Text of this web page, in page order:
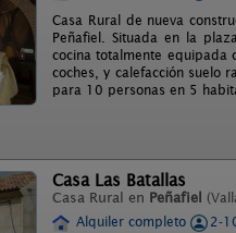
Casa Rural de nueva
Peñafiel. Situada en la
cocina totalmente equipada
coches, y calefacción suelo
para 10 personas en 5
Casa Las Batallas
Casa Rural en Peñafiel
Alquiler completo
2-